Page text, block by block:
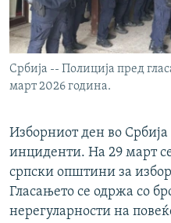
Србија -- Полиција пред
март 2026 година.
Изборниот ден во
инциденти. На 29 март
српски општини за
Гласањето се одржа со
нерегуларности на